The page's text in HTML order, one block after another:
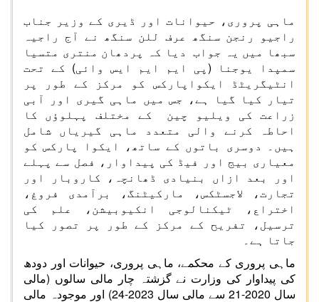
ماہی پروری، حیوانات اور ڈیری کے وزیر جناب
راجیو رنجن سنگھ عرف للن سنگھ نے آج راجیہ
سبھا میں یہ جواب دیا کہ پردھان منتری متسیا
سمپدا یوجنا (پی ایم ایم ایس وائی) کے تحت
انٹیگریٹڈ ایکواپارکس کو مرکز کے طور پر
تیار کیا گیا ہے، جس میں ماہی گیری اور آبی
زراعت کی ویلیو چین کے مختلف پہلوؤں کا
احاطہ کرنے والی متعدد ماہی گیریاں شامل
ہیں۔ دوسری باتوں کے ساتھ، ایکوا پارکس کو
معیاری بیج اور فیڈ کی پیداوار، فصل سے پہلے
اور بعد ازاں بنیادی ڈھانچہ، کاروبار اور
تجارت، لاجسٹکس، مارکیٹنگ، برآمدی فروغ،
اختراع، ٹیکنالوجی انکیوبیشن، علم کی
ترسیل، تفریح کے مرکز کے طور پر تصور کیا
جاتا ہے۔
ماہی پروری کے محکمے، ماہی پروری، حیوانات اور دودھ
کی پیداوار کی وزارت نے گزشتہ چار مالی سالوں (مالی
سال 2020-21 سے مالی سال 2023-24) اور موجودہ مالی